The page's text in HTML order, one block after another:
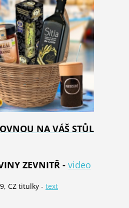
NA VÁŠ STŮL
ZEVNITŘ - video
CZ titulky - text